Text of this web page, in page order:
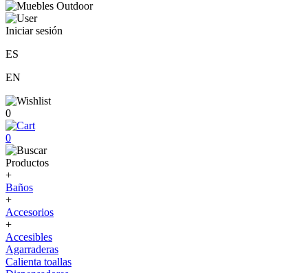
Iniciar sesión
ES
EN
0
0
Productos
+
Baños
+
Accesorios
+
Accesibles
Agarraderas
Calienta toallas